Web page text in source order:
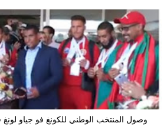
وصول المنتخب الوطني للكونغ فو جياو